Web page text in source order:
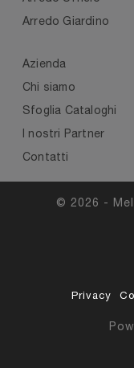
Arredo Giardino
Azienda
Chi siamo
Sfoglia Cataloghi
I nostri Partner
Contatti
© 2026 -
Privacy